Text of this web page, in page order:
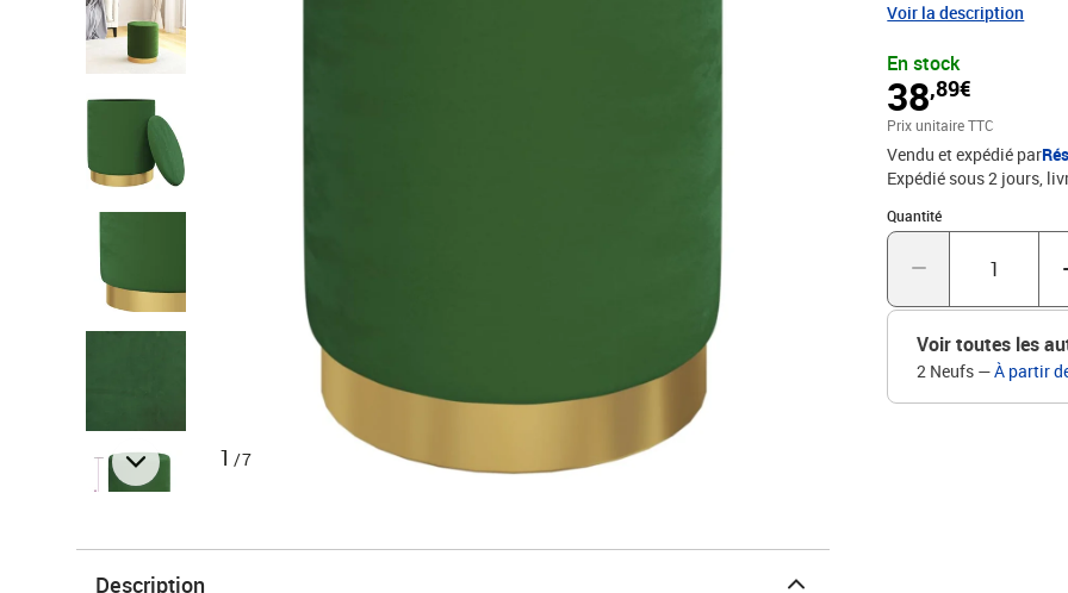
1 /7
cette chaise ronde est
cacher des accessoires
glamour ajoute à la
tabouret est un
maison luxueuse et
ferDimensions : 31 x 37
Voir la description
En stock
38,89€
Prix unitaire TTC
Vendu et expédié par
Expédié sous 2 jours
Quantité
Quantité : 1
Voir toutes les
2 Neufs —À partir
Description